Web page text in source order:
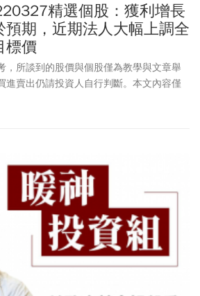
精選個股：獲利增長
預期，近期法人大幅上調全
標價
，所談到的股價與個股僅為教學與文章舉
進賣出仍請投資人自行判斷。本文內容僅
授權嚴禁任何翻印、轉載，或以任何型態